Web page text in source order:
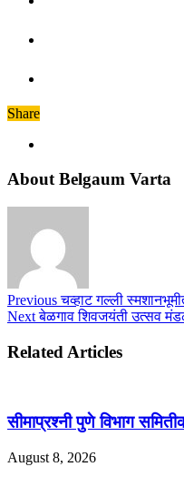
Share
About Belgaum Varta
Previousचव्हाट गल्ली
Nextबेळगाव शिवजयंती उत्सव
Related Articles
सीमाप्रश्नी पुणे विभाग
August 8, 2026